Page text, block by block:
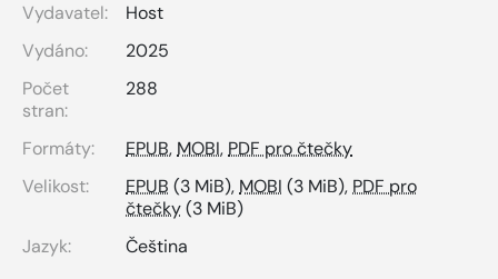
Vydavatel:
Host
Vydáno:
2025
Počet
stran:
288
Formáty: EPUB,MOBI,PDF pro čtečky
Velikost:
EPUB (3 MiB),MOBI (3 MiB),PDF pro
čtečky(3 MiB)
Jazyk:
Čeština